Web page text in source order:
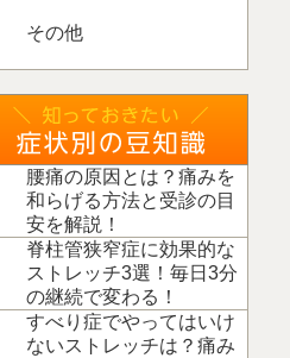
その他
腰痛の原因とは？痛みを
和らげる方法と受診の目
安を解説！
脊柱管狭窄症に効果的な
ストレッチ3選！毎日3分
の継続で変わる！
すべり症でやってはいけ
ないストレッチは？痛み